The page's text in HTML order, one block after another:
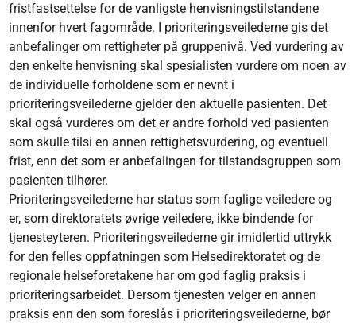
fristfastsettelse for de vanligste henvisningstilstandene
innenfor hvert fagområde. I prioriteringsveilederne gis det
anbefalinger om rettigheter på gruppenivå. Ved vurdering av
den enkelte henvisning skal spesialisten vurdere om noen av
de individuelle forholdene som er nevnt i
prioriteringsveilederne gjelder den aktuelle pasienten. Det
skal også vurderes om det er andre forhold ved pasienten
som skulle tilsi en annen rettighetsvurdering, og eventuell
frist, enn det som er anbefalingen for tilstandsgruppen som
pasienten tilhører.
Prioriteringsveilederne har status som faglige veiledere og
er, som direktoratets øvrige veiledere, ikke bindende for
tjenesteyteren. Prioriteringsveilederne gir imidlertid uttrykk
for den felles oppfatningen som Helsedirektoratet og de
regionale helseforetakene har om god faglig praksis i
prioriteringsarbeidet. Dersom tjenesten velger en annen
praksis enn den som foreslås i prioriteringsveilederne, bør